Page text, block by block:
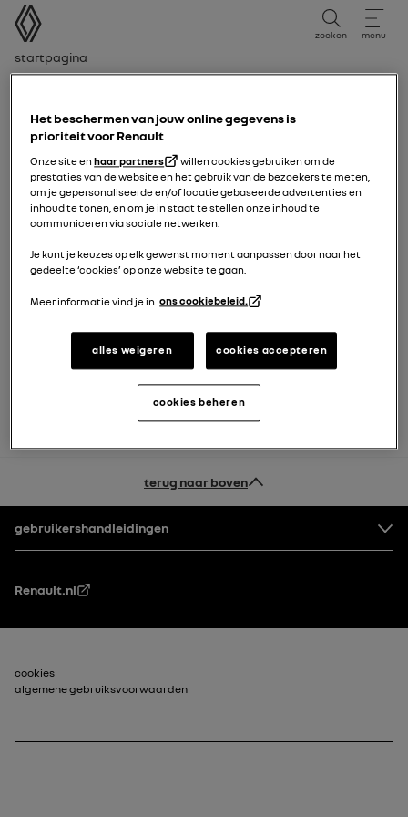
Gebruikershandleiding
zoeken menu
broodkruimelnavigatie
Startpagina
editieperiode
Selecteer de editieperiode die overeenkomt met de
datum van de eerste inschrijving van uw voertuig.
15/06/2026naar vandaag
19/05/2025naar vandaag
13/01/2025naar18/05/2025
terug naar boven
Voettekst
gebruikershandleidingen
Renault.nl
Voettekst_2
cookies
algemene gebruiksvoorwaarden
Het beschermen van jouw online gegevens is
prioriteit voor Renault
Onze site enhaar partners
willen cookies gebruiken om de
prestaties van de website en het gebruik van de bezoekers te meten,
om je gepersonaliseerde en/of locatie gebaseerde advertenties en
inhoud te tonen, en om je in staat te stellen onze inhoud te
communiceren via sociale netwerken.
Je kunt je keuzes op elk gewenst moment aanpassen door naar het
gedeelte ‘cookies’ op onze website te gaan.
Meer informatie vind je in ons cookiebeleid.
alles weigeren cookies accepteren
cookies beheren